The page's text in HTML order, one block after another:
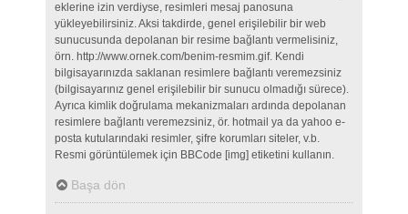
eklerine izin verdiyse, resimleri mesaj panosuna
yükleyebilirsiniz. Aksi takdirde, genel erişilebilir bir web
sunucusunda depolanan bir resime bağlantı vermelisiniz,
örn. http://www.ornek.com/benim-resmim.gif. Kendi
bilgisayarınızda saklanan resimlere bağlantı veremezsiniz
(bilgisayarınız genel erişilebilir bir sunucu olmadığı sürece).
Ayrıca kimlik doğrulama mekanizmaları ardında depolanan
resimlere bağlantı veremezsiniz, ör. hotmail ya da yahoo e-
posta kutularındaki resimler, şifre korumları siteler, v.b.
Resmi görüntülemek için BBCode [img] etiketini kullanın.
Başa dön